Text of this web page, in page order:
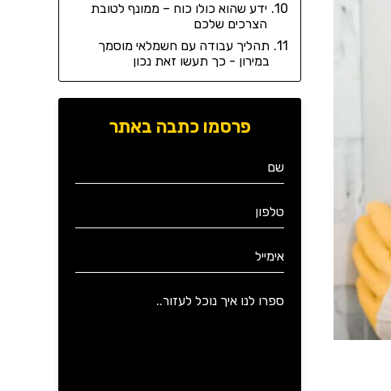
ידע שהוא כולו כוח – ממונף לטובת
הצרכים שלכם
תהליך עבודה עם חשמלאי מוסמך
במירון - כך תעשו זאת נכון
פרסמו כתבה באתר